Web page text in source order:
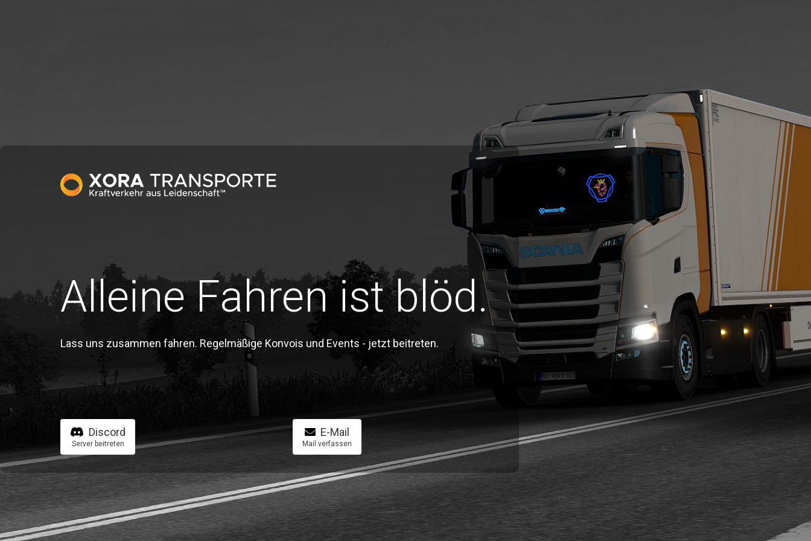
Alleine Fahren ist blöd.
Lass uns zusammen fahren. Regelmäßige Konvois und Events - jetzt beitreten.
Discord
Server beitreten
E-Mail
Mail verfassen